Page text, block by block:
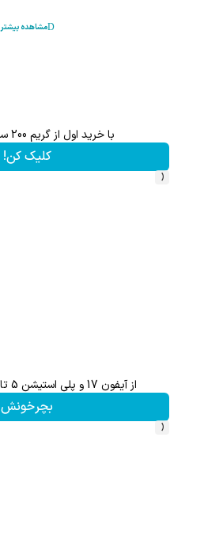
مشاهده بیشتر
با خرید اول از گریم 200 سوت هدیه بگیر
کلیک کن!
‹
از آیفون 17 و پلی استیشن 5 تا 1000 دلار جایزه ببر
بچرخونش
‹